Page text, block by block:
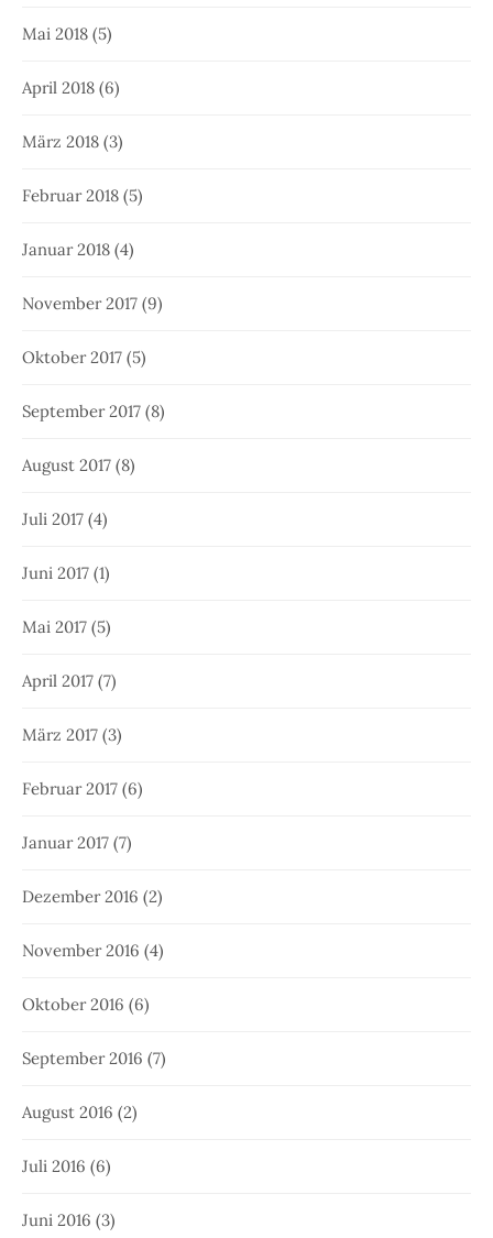
Mai 2018 (5)
April 2018 (6)
März 2018 (3)
Februar 2018 (5)
Januar 2018 (4)
November 2017 (9)
Oktober 2017 (5)
September 2017 (8)
August 2017 (8)
Juli 2017 (4)
Juni 2017 (1)
Mai 2017 (5)
April 2017 (7)
März 2017 (3)
Februar 2017 (6)
Januar 2017 (7)
Dezember 2016 (2)
November 2016 (4)
Oktober 2016 (6)
September 2016 (7)
August 2016 (2)
Juli 2016 (6)
Juni 2016 (3)